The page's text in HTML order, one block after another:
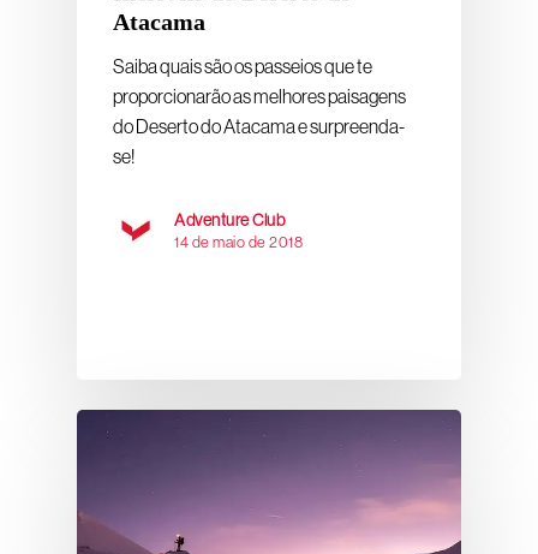
Atacama
Saiba quais são os passeios que te
proporcionarão as melhores paisagens
do Deserto do Atacama e surpreenda-
se!
Adventure Club
14 de maio de 2018